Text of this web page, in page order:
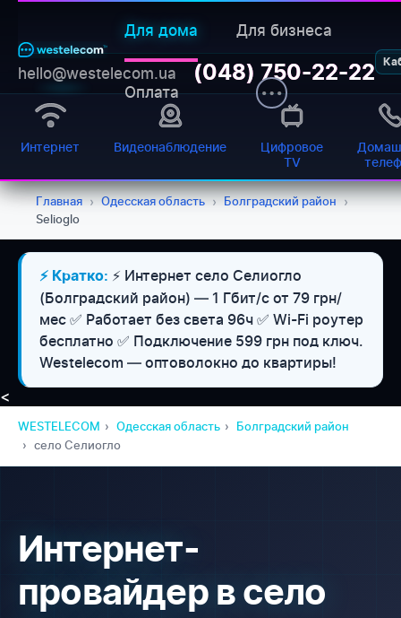
Для дома Для бизнеса
Оплата
hello@westelecom.ua (048) 750-22-22
Интернет Видеонаблюдение
Цифровое
TV
Главная › Одесская область › Болградский район ›
Selioglo
⚡ Кратко: ⚡ Интернет село Селиогло
(Болградский район) — 1 Гбит/с от 79 грн/
мес ✅ Работает без света 96ч ✅ Wi-Fi роутер
бесплатно ✅ Подключение 599 грн под ключ.
Westelecom — оптоволокно до квартиры!
<
WESTELECOM Одесская область
Болградский район
село Селиогло
Интернет-
провайдер в село